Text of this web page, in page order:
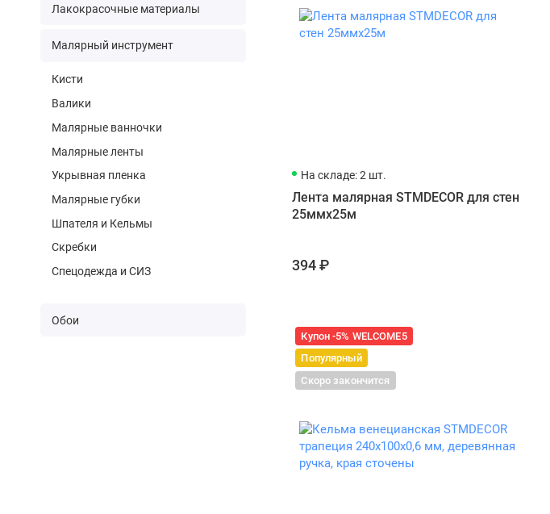
Лакокрасочные материалы
Малярный инструмент
Кисти
Валики
Малярные ванночки
Малярные ленты
Укрывная пленка
Малярные губки
Шпателя и Кельмы
Скребки
Спецодежда и СИЗ
Обои
На складе: 2 шт.
Лента малярная STMDECOR для стен
25ммx25м
394 ₽
Купон -5% WELCOME5
Популярный
Скоро закончится